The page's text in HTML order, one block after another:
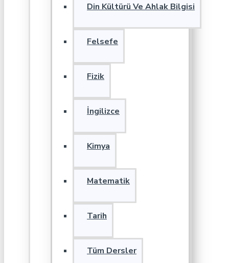
Din Kültürü Ve Ahlak Bilgisi
Felsefe
Fizik
İngilizce
Kimya
Matematik
Tarih
Tüm Dersler